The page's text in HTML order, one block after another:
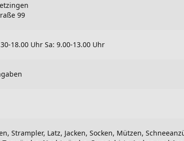
99
18.00 Uhr Sa: 9.00-13.00 Uhr
Strampler, Latz, Jacken, Socken, Mützen,